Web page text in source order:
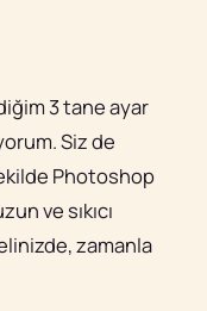
3 tane ayar
Siz de
Photoshop
ve sıkıcı
zamanla